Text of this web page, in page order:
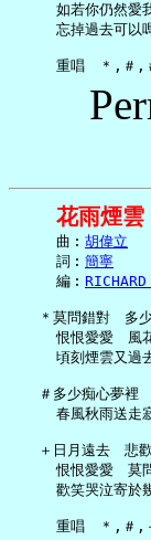
如若你仍然愛
忘掉過去可以
花雨煙
     曲︰
胡偉立
     詞︰
簡寧
     編︰
RICHARD
＊莫問錯對　多
恨恨愛愛　風
頃刻煙雲又過
＃多少痴心夢裡
春風秋雨送走
＋日月遠去　悲
恨恨愛愛　莫
歡笑哭泣寄於